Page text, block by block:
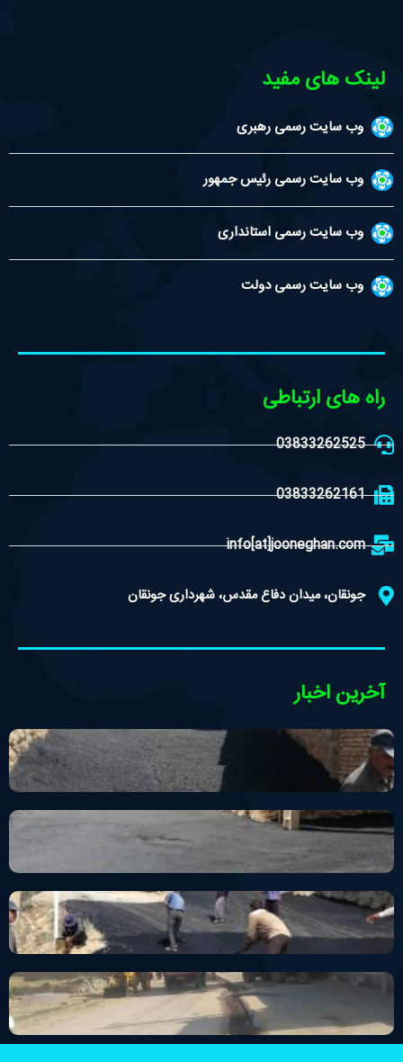
لینک های مفید
وب سایت رسمی رهبری
وب سایت رسمی رئیس جمهور
وب سایت رسمی استانداری
وب سایت رسمی دولت
راه های ارتباطی
03833262525
03833262161
info[at]jooneghan.com
جونقان، میدان دفاع مقدس، شهرداری جونقان
آخرین اخبار